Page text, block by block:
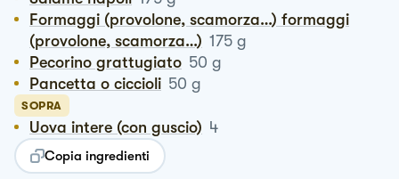
Formaggi (provolone, scamorza…) formaggi
(provolone, scamorza…) 175 g
Pecorino grattugiato 50 g
Pancetta o ciccioli 50 g
SOPRA
Uova intere (con guscio) 4
Copia ingredienti